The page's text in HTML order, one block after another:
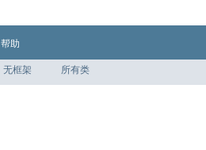
帮助
无框架 所有类